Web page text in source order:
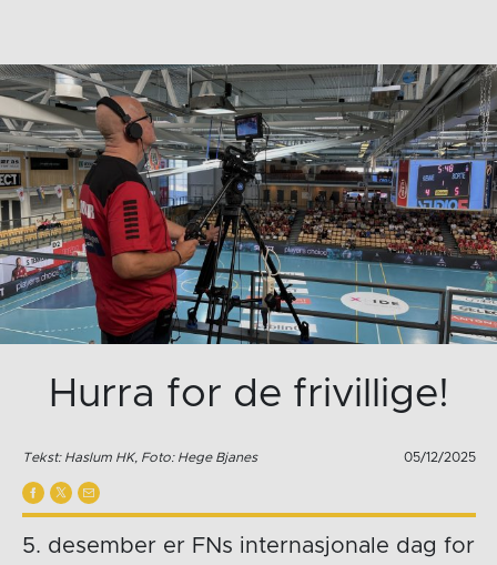
Hurra for de frivillige!
Tekst: Haslum HK, Foto: Hege Bjanes 05/12/2025
5. desember er FNs internasjonale dag for